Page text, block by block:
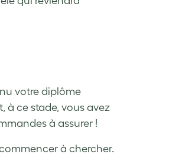
votre diplôme
à ce stade, vous avez
à assurer !
à chercher.